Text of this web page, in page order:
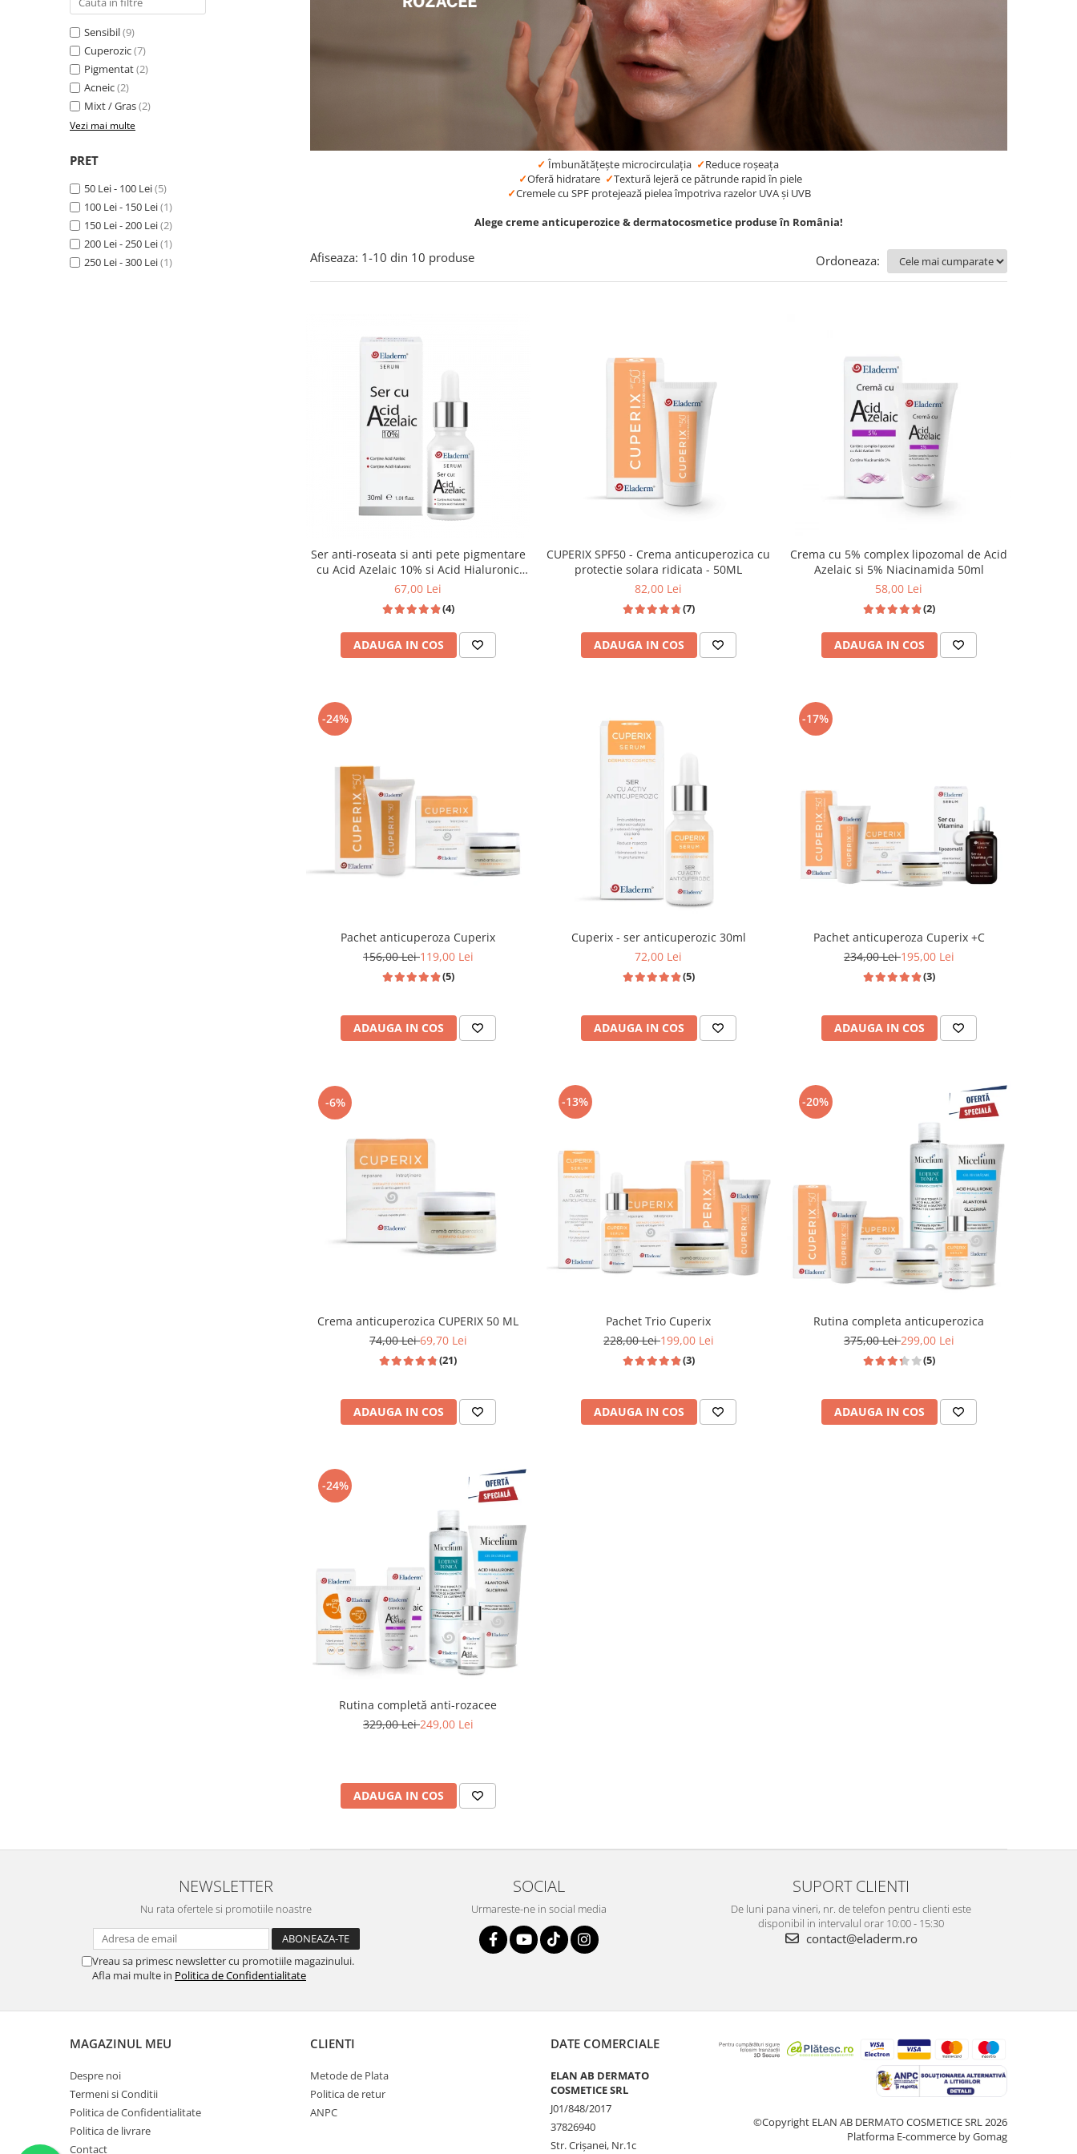
Produse pentru curatare
Creme Emoliente
Creme cu Uree
Produse pentru pete pigmentare
Evidence skincare
✓ Îmbunătățește microcirculația ✓Reduce roșeața
✓Oferă hidratare ✓Textură lejeră ce pătrunde rapid în piele
✓Cremele cu SPF protejează pielea împotriva razelor UVA și UVB
Alege creme anticuperozice & dermatocosmetice produse în România!
Sensibil(9)
Cuperozic(7)
Pigmentat(2)
Acneic(2)
Mixt / Gras(2)
Vezi mai multe
PRET
50 Lei - 100 Lei(5)
100 Lei - 150 Lei(1)
150 Lei - 200 Lei(2)
200 Lei - 250 Lei(1)
250 Lei - 300 Lei(1) Afiseaza: 1-10 din 10 produse Ordoneaza:
Ser anti-roseata si anti pete pigmentare
cu Acid Azelaic 10% si Acid Hialuronic
30ml
67,00 Lei
(4)
ADAUGA IN COS
CUPERIX SPF50 - Crema anticuperozica cu
protectie solara ridicata - 50ML
82,00 Lei
(7)
ADAUGA IN COS
Crema cu 5% complex lipozomal de Acid
Azelaic si 5% Niacinamida 50ml
58,00 Lei
(2)
ADAUGA IN COS
-24%
Pachet anticuperoza Cuperix
156,00 Lei119,00 Lei
(5)
ADAUGA IN COS
Cuperix - ser anticuperozic 30ml
72,00 Lei
(5)
ADAUGA IN COS
-17%
Pachet anticuperoza Cuperix +C
234,00 Lei195,00 Lei
(3)
ADAUGA IN COS
-6%
Crema anticuperozica CUPERIX 50 ML
74,00 Lei69,70 Lei
(21)
ADAUGA IN COS
-13%
Pachet Trio Cuperix
228,00 Lei199,00 Lei
(3)
ADAUGA IN COS
-20%
Rutina completa anticuperozica
375,00 Lei299,00 Lei
(5)
ADAUGA IN COS
-24%
Rutina completă anti-rozacee
329,00 Lei249,00 Lei
ADAUGA IN COS
NEWSLETTER
Nu rata ofertele si promotiile noastre
Vreau sa primesc newsletter cu promotiile magazinului.
Afla mai multe in Politica de Confidentialitate
SOCIAL
Urmareste-ne in social media
SUPORT CLIENTI
De luni pana vineri, nr. de telefon pentru clienti este
disponibil in intervalul orar 10:00 - 15:30
contact@eladerm.ro
MAGAZINUL MEU
Despre noi
Termeni si Conditii
Politica de Confidentialitate
Politica de livrare
Contact
CLIENTI
Metode de Plata
Politica de retur
ANPC
DATE COMERCIALE
ELAN AB DERMATO
COSMETICE SRL
J01/848/2017
37826940
Str. Crişanei, Nr.1c
©Copyright ELAN AB DERMATO COSMETICE SRL 2026
Platforma E-commerce by Gomag